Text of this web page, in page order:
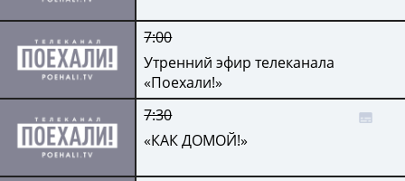
7:00
Утренний эфир телеканала
«Поехали!»
7:30
«КАК ДОМОЙ!»